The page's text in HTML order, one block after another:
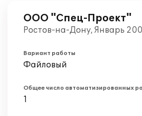
ООО "Спец-Проект"
Ростов-на-Дону, Январь
Вариант работы
Файловый
Общее число автоматизированных
1